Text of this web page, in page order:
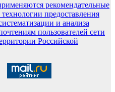
рекомендательные
предоставления
и анализа
пользователей сети
Российской